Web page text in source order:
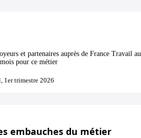
et partenaires auprès de France Travail au
pour ce métier
1er trimestre 2026
embauches du métier